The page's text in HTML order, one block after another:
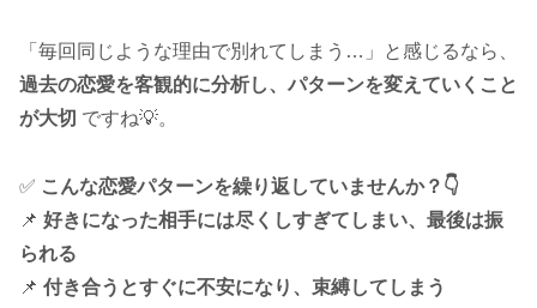
「毎回同じような理由で別れてしまう…」と感じるなら、
過去の恋愛を客観的に分析し、パターンを変えていくこと
が大切 ですね💡。
✅ こんな恋愛パターンを繰り返していませんか？👇
📌 好きになった相手には尽くしすぎてしまい、最後は振
られる
📌 付き合うとすぐに不安になり、束縛してしまう